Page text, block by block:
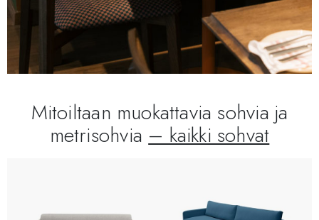
Mitoiltaan muokattavia sohvia ja
metrisohvia – kaikki sohvat